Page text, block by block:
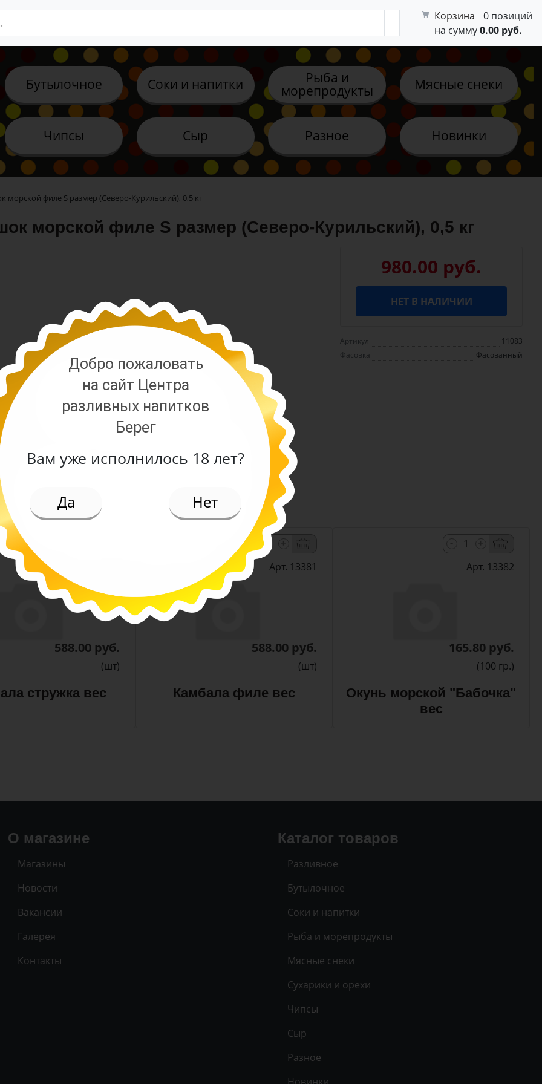
Корзина
0 позиций
на сумму0.00 руб.
Бутылочное Соки и напитки Рыба и
морепродукты Мясные снеки
Чипсы Сыр Разное Новинки
морской филе S размер (Северо-Курильский), 0,5 кг
морской филе S размер (Северо-Курильский), 0,5 кг
980.00 руб.
НЕТ В НАЛИЧИИ
Артикул
11083
Фасовка
Фасованный
588.00 руб.
(шт)
стружка вес
Арт. 13381
588.00 руб.
(шт)
Камбала филе вес
Арт. 13382
165.80 руб.
(100 гр.)
Окунь морской "Бабочка"
вес
О магазине
Магазины
Новости
Вакансии
Галерея
Контакты
Каталог товаров
Разливное
Бутылочное
Соки и напитки
Рыба и морепродукты
Мясные снеки
Сухарики и орехи
Чипсы
Сыр
Разное
Добро пожаловать
на сайт Центра
разливных напитков
Берег
Вам уже исполнилось 18 лет?
Да Нет